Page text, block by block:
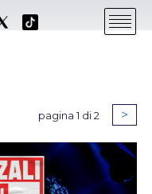
pagina 1 di 2 >